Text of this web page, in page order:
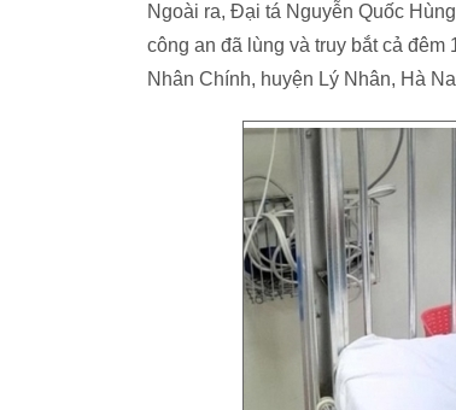
Ngoài ra, Đại tá Nguyễn Quốc
công an đã lùng và truy bắt cả
Nhân Chính, huyện Lý Nhân, Hà